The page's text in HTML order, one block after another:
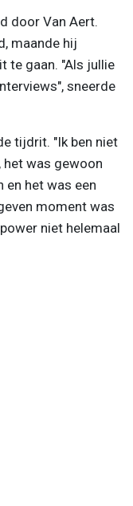
door Van Aert.
maande hij
te gaan. "Als jullie
sneerde
tijdrit. "Ik ben niet
het was gewoon
en het was een
moment was
niet helemaal